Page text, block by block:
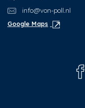
info@von-poll.nl
Google Maps